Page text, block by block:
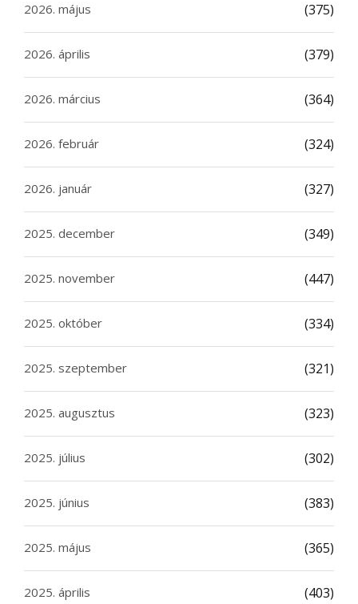
2026. május (375)
2026. április (379)
2026. március (364)
2026. február (324)
2026. január (327)
2025. december (349)
2025. november (447)
2025. október (334)
2025. szeptember (321)
2025. augusztus (323)
2025. július (302)
2025. június (383)
2025. május (365)
2025. április (403)